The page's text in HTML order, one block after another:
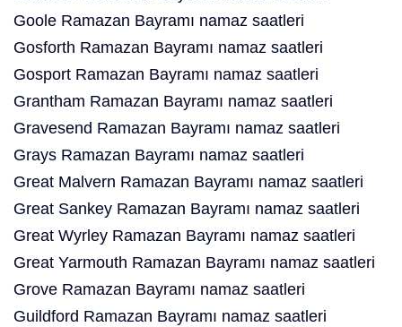
Goole Ramazan Bayramı namaz saatleri
Gosforth Ramazan Bayramı namaz saatleri
Gosport Ramazan Bayramı namaz saatleri
Grantham Ramazan Bayramı namaz saatleri
Gravesend Ramazan Bayramı namaz saatleri
Grays Ramazan Bayramı namaz saatleri
Great Malvern Ramazan Bayramı namaz saatleri
Great Sankey Ramazan Bayramı namaz saatleri
Great Wyrley Ramazan Bayramı namaz saatleri
Great Yarmouth Ramazan Bayramı namaz saatleri
Grove Ramazan Bayramı namaz saatleri
Guildford Ramazan Bayramı namaz saatleri